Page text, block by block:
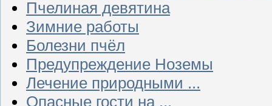
Пчелиная девятина
Зимние работы
Болезни пчёл
Предупреждение Ноземы
Лечение природными ...
Опасные гости на ...